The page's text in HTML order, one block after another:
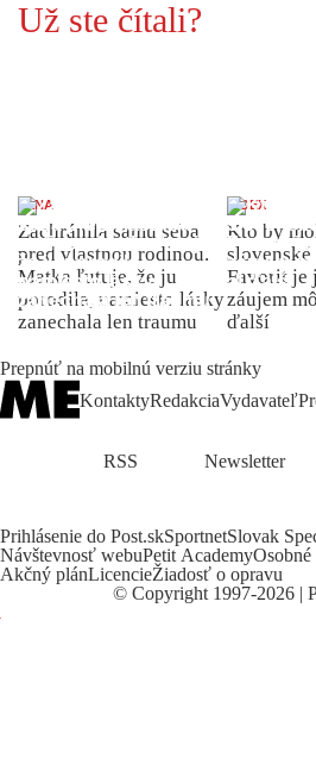
Už ste čítali?
ŽENA
Zachránila samu seba
pred vlastnou rodinou.
Matka ľutuje, že ju
porodila, namiesto lásky
zanechala len traumu
INDEX
Kto by
slovenské
Favorit je
záujem
ďalší
Prepnúť na mobilnú verziu stránky
KontaktyRedakciaVydavateľ
RSS Newsletter
Prihlásenie do Post.skSportnetSlovak
Návštevnosť webuPetit AcademyOsobné
Akčný plánLicencieŽiadosť o opravu
© Copyright 1997-2026 |